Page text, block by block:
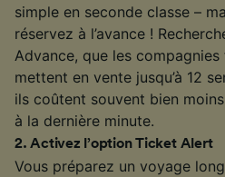
simple en seconde classe –
réservez à l’avance !
Advance, que les
mettent en vente jusqu’à 12
ils coûtent souvent bien
à la dernière minute.
2.Activez l’option Ticket Alert
Vous préparez un voyage